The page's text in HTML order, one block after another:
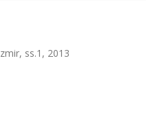
ss.1, 2013